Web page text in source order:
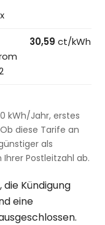
30,59 ct/kWh
kWh/Jahr, erstes
diese Tarife an
als
Postleitzahl ab.
Kündigung
eine